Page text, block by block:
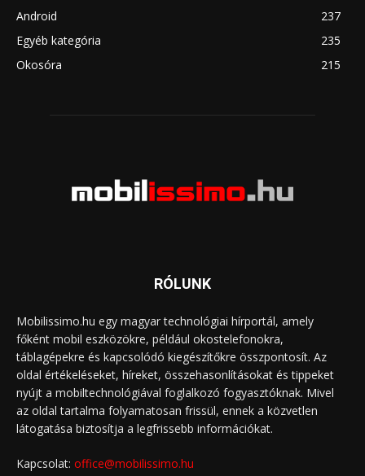
Android
237
Egyéb kategória
235
Okosóra
215
RÓLUNK
Mobilissimo.hu egy magyar technológiai hírportál, amely
főként mobil eszközökre, például okostelefonokra,
táblagépekre és kapcsolódó kiegészítőkre összpontosít. Az
oldal értékeléseket, híreket, összehasonlításokat és tippeket
nyújt a mobiltechnológiával foglalkozó fogyasztóknak. Mivel
az oldal tartalma folyamatosan frissül, ennek a közvetlen
látogatása biztosítja a legfrissebb információkat.
Kapcsolat: office@mobilissimo.hu